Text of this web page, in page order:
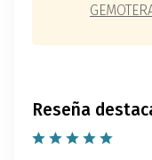
Reseña